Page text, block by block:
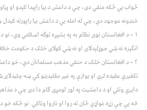
ځواب يې ځکه منفي دی، چې د داعش د بيا راپيدا کېدو او
خنډونه موجود دي، چې له امله يې د داعش بيا راپورته
۱ – د افغانستان نوی نظام به په بشپړه توګه اسلامي وي،
انګېزه نه شي جوړلېدلای او نه شي کولای خلک د حکومت
۲ – د افغانستان خلک د حنفي مذهب مسلمانان دي، خو
تکفيري عقيده لري او يوازې په غير مقليدينو کې ښه
دايرې وتلي او د داعشيت په لور لومړی ګام دا دی چې د
څه يې چې زړه غواړي ځان ته روا او ناروا وټاکي. نو ځکه